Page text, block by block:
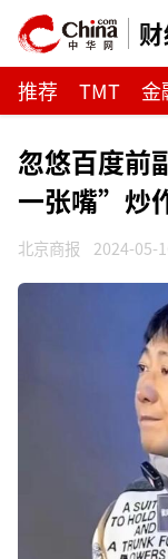
推荐 TMT 金
忽悠百度前
一张嘴”炒
北京商报 2024-05-